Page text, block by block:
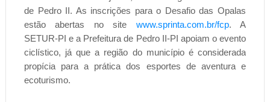
de Pedro II. As inscrições para o Desafio das Opalas
estão abertas no site www.sprinta.com.br/fcp. A
SETUR-PI e a Prefeitura de Pedro II-PI apoiam o evento
ciclístico, já que a região do município é considerada
propícia para a prática dos esportes de aventura e
ecoturismo.